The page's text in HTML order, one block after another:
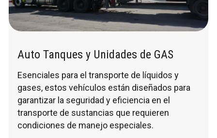
Auto Tanques y Unidades de GAS
Esenciales para el transporte de líquidos y
gases, estos vehículos están diseñados para
garantizar la seguridad y eficiencia en el
transporte de sustancias que requieren
condiciones de manejo especiales.